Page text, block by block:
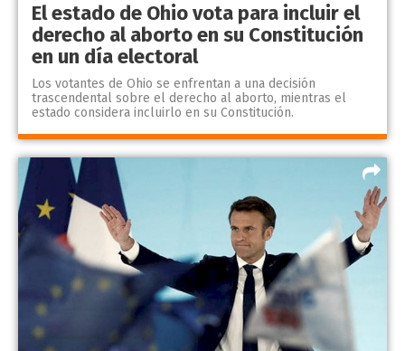
El estado de Ohio vota para incluir el
derecho al aborto en su Constitución
en un día electoral
Los votantes de Ohio se enfrentan a una decisión
trascendental sobre el derecho al aborto, mientras el
estado considera incluirlo en su Constitución.